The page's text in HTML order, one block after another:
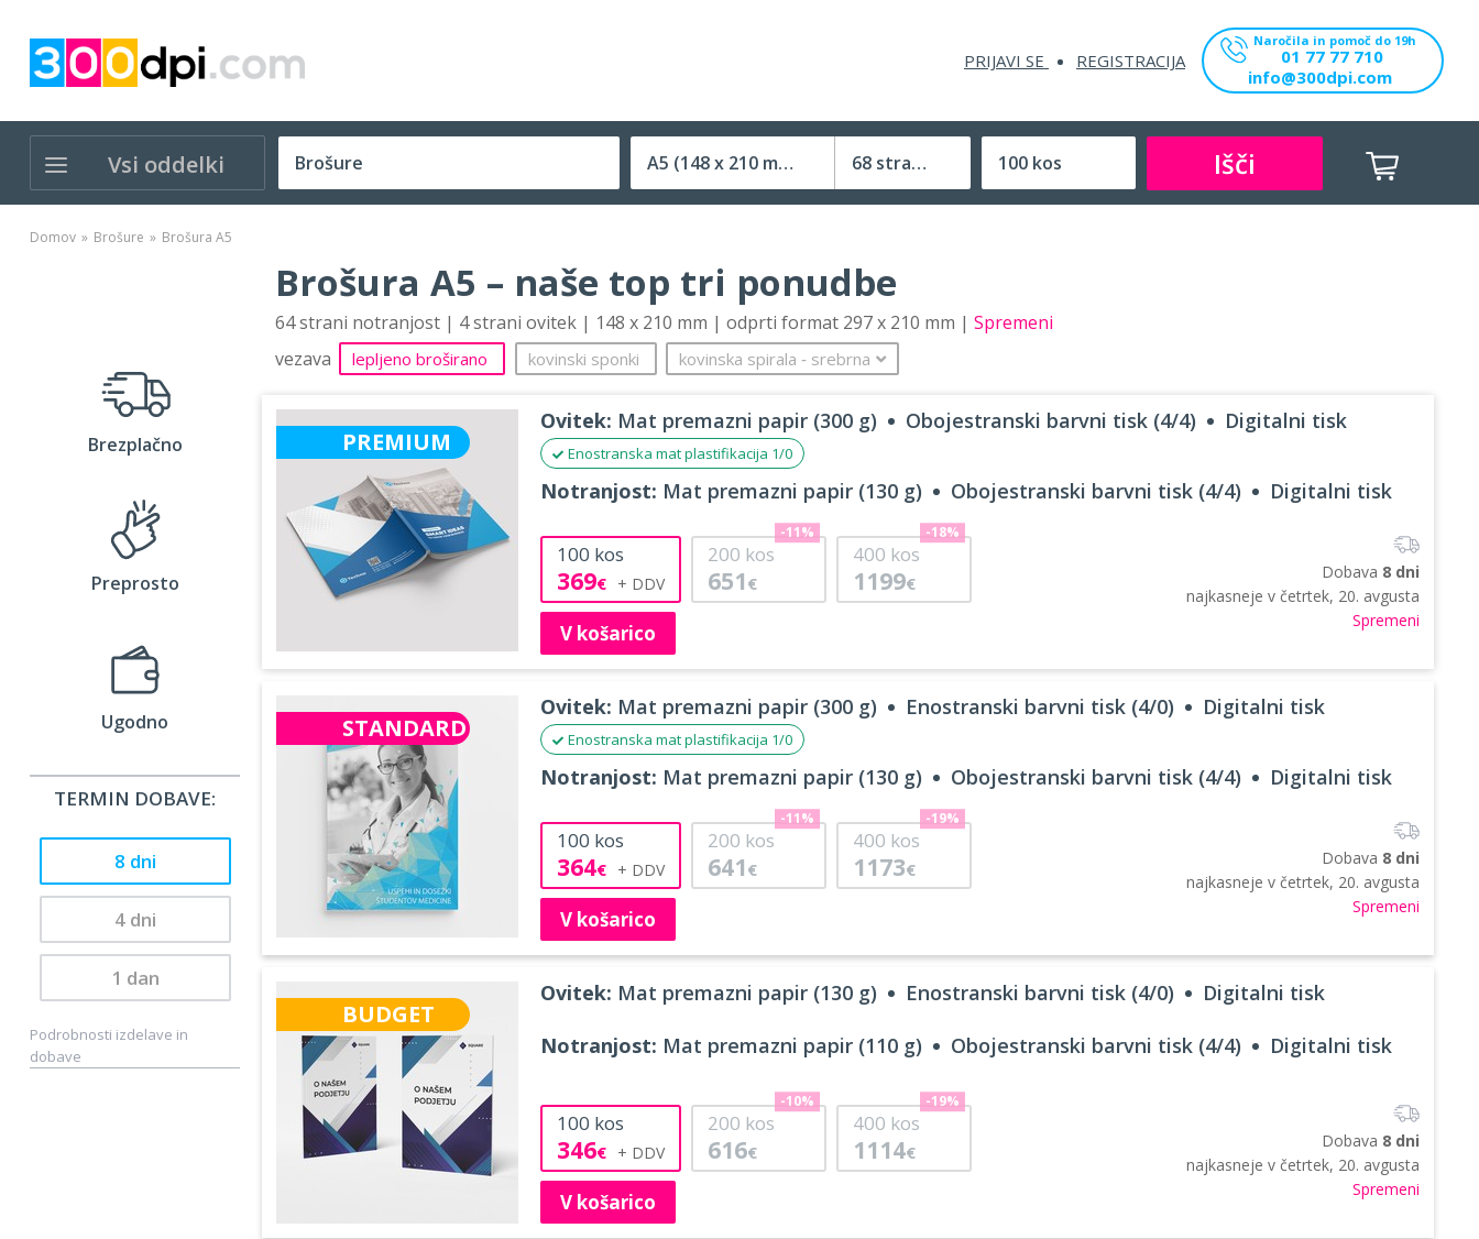
PRIJAVI SE REGISTRACIJA
Naročila in pomoč do 19h
01 77 77 710
info@300dpi.com
Vsi oddelki A5 (148 x 210 mm)
Velikost (zaprte) tiskovine
68 strani Išči
Domov Brošure Brošura A5
Brezplačno
Preprosto
Ugodno
TERMIN DOBAVE:
8 dni
4 dni
1 dan
Podrobnosti izdelave in
dobave
Brošura A5 – naše top tri ponudbe
64 strani notranjost | 4 strani ovitek | 148 x 210 mm | odprti format 297 x 210 mm | Spremeni
vezava
lepljeno broširano kovinski sponki kovinska spirala ‐ srebrna
PREMIUM
Ovitek: Mat premazni papir (300 g) Obojestranski barvni tisk (4/4) Digitalni tisk
Enostranska mat plastifikacija 1/0
Notranjost: Mat premazni papir (130 g) Obojestranski barvni tisk (4/4) Digitalni tisk
100 kos
369€
200 kos
651 €
-11%
400 kos
1199€
-18%
V košarico
Dobava 8 dni
najkasneje v četrtek, 20. avgusta
Spremeni
STANDARD
Ovitek: Mat premazni papir (300 g) Enostranski barvni tisk (4/0) Digitalni tisk
Enostranska mat plastifikacija 1/0
Notranjost: Mat premazni papir (130 g) Obojestranski barvni tisk (4/4) Digitalni tisk
100 kos
364€
200 kos
641 €
-11%
400 kos
1173€
-19%
V košarico
Dobava 8 dni
najkasneje v četrtek, 20. avgusta
Spremeni
BUDGET
Ovitek: Mat premazni papir (130 g) Enostranski barvni tisk (4/0) Digitalni tisk
Notranjost: Mat premazni papir (110 g) Obojestranski barvni tisk (4/4) Digitalni tisk
100 kos
346€
200 kos
616€
-10%
400 kos
1114€
-19%
V košarico
Dobava 8 dni
najkasneje v četrtek, 20. avgusta
Spremeni